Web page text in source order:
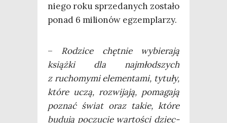
nie­go roku sprze­da­nych zosta­ło
ponad 6 milio­nów egzemplarzy.
– Rodzi­ce chęt­nie wybie­ra­ją
książ­ki dla naj­młod­szych
z rucho­my­mi ele­men­ta­mi, tytu­ły,
któ­re uczą, roz­wi­ja­ją, poma­ga­ją
poznać świat oraz takie, któ­re
budu­ją poczu­cie war­to­ści dziec­